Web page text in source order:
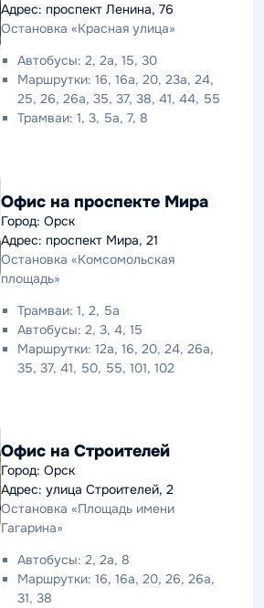
Адрес: проспект Ленина, 76
Остановка «Красная улица»
Автобусы: 2, 2а, 15, 30
Маршрутки: 16, 16а, 20, 23а, 24,
25, 26, 26а, 35, 37, 38, 41, 44, 55
Трамваи: 1, 3, 5а, 7, 8
Офис на проспекте Мира
Город: Орск
Адрес: проспект Мира, 21
Остановка «Комсомольская
площадь»
Трамваи: 1, 2, 5а
Автобусы: 2, 3, 4, 15
Маршрутки: 12а, 16, 20, 24, 26а,
35, 37, 41, 50, 55, 101, 102
Офис на Строителей
Город: Орск
Адрес: улица Строителей, 2
Остановка «Площадь имени
Гагарина»
Автобусы: 2, 2а, 8
Маршрутки: 16, 16а, 20, 26, 26а,
31, 38